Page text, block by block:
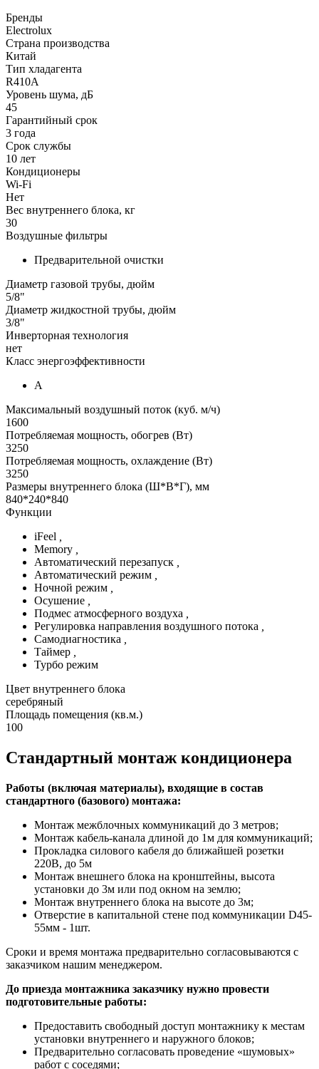
Бренды
Electrolux
Страна производства
Китай
Тип хладагента
R410A
Уровень шума, дБ
45
Гарантийный срок
3 года
Срок службы
10 лет
Кондиционеры
Wi-Fi
Нет
Вес внутреннего блока, кг
30
Воздушные фильтры
Предварительной очистки
Диаметр газовой трубы, дюйм
5/8"
Диаметр жидкостной трубы, дюйм
3/8"
Инверторная технология
нет
Класс энергоэффективности
А
Максимальный воздушный поток (куб. м/ч)
1600
Потребляемая мощность, обогрев (Вт)
3250
Потребляемая мощность, охлаждение (Вт)
3250
Размеры внутреннего блока (Ш*В*Г), мм
840*240*840
Функции
iFeel
Memory
Автоматический перезапуск
Автоматический режим
Ночной режим
Осушение
Подмес атмосферного воздуха
Регулировка направления воздушного потока
Самодиагностика
Таймер
Турбо режим
Цвет внутреннего блока
серебряный
Площадь помещения (кв.м.)
100
Стандартный монтаж кондиционера
Работы (включая материалы), входящие в состав
стандартного (базового) монтажа:
Монтаж межблочных коммуникаций до 3 метров;
Монтаж кабель-канала длиной до 1м для коммуникаций;
Прокладка силового кабеля до ближайшей розетки
220В, до 5м
Монтаж внешнего блока на кронштейны, высота
установки до 3м или под окном на землю;
Монтаж внутреннего блока на высоте до 3м;
Отверстие в капитальной стене под коммуникации D45-
55мм - 1шт.
Сроки и время монтажа предварительно согласовываются с
заказчиком нашим менеджером.
До приезда монтажника заказчику нужно провести
подготовительные работы:
Предоставить свободный доступ монтажнику к местам
установки внутреннего и наружного блоков;
Предварительно согласовать проведение «шумовых»
работ с соседями;